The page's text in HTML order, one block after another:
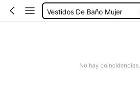
Vestidos De Baño Mujer
No hay coincidencias.